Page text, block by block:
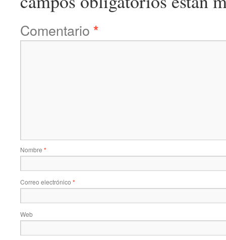
Comentario *
Nombre *
Correo electrónico *
Web